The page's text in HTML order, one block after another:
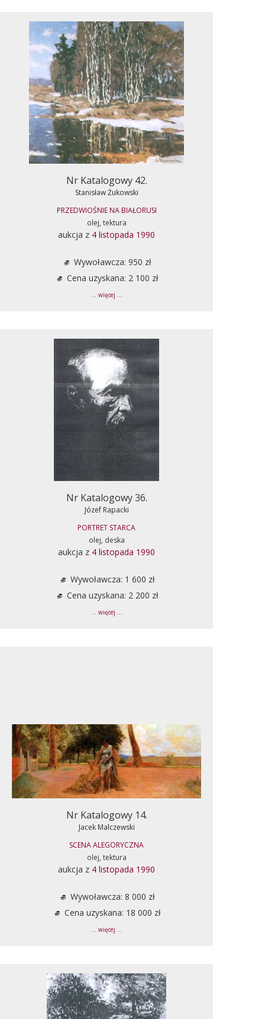
Nr Katalogowy 42.
Stanisław Żukowski
PRZEDWIOŚNIE NA BIAŁORUSI
olej, tektura
aukcja z 4 listopada 1990
Wywoławcza: 950 zł
Cena uzyskana: 2 100 zł
... więcej ...
Nr Katalogowy 36.
Józef Rapacki
PORTRET STARCA
olej, deska
aukcja z 4 listopada 1990
Wywoławcza: 1 600 zł
Cena uzyskana: 2 200 zł
... więcej ...
Nr Katalogowy 14.
Jacek Malczewski
SCENA ALEGORYCZNA
olej, tektura
aukcja z 4 listopada 1990
Wywoławcza: 8 000 zł
Cena uzyskana: 18 000 zł
... więcej ...